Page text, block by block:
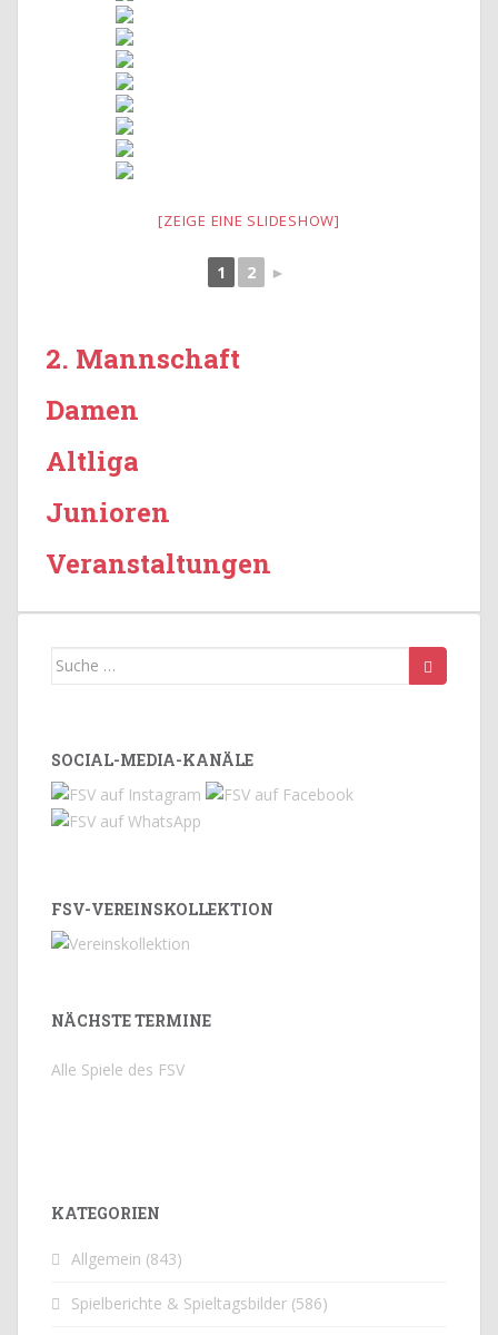
[ZEIGE EINE SLIDESHOW]
1 2 ►
2. Mannschaft
Damen
Altliga
Junioren
Veranstaltungen
Suche
SOCIAL-MEDIA-KANÄLE
FSV-VEREINSKOLLEKTION
NÄCHSTE TERMINE
Alle Spiele des FSV
KATEGORIEN
Allgemein (843)
Spielberichte & Spieltagsbilder (586)